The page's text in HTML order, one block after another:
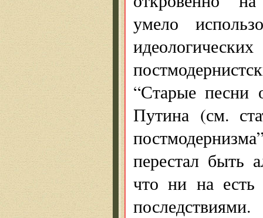
умело
“Старые песни
Путина (см.
перестал быть
что ни на
последствиями.